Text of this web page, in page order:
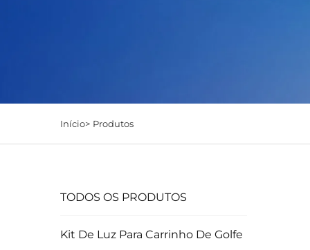
Início> Produtos
TODOS OS PRODUTOS
Kit De Luz Para Carrinho De Golfe